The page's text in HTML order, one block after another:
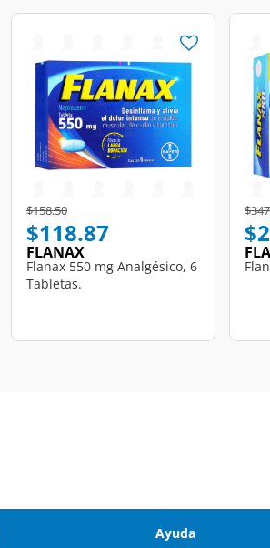
Price reduced from
$158.50to
$118.87
FLANAX
Flanax 550 mg Analgésico, 6
Tabletas.
Ayuda